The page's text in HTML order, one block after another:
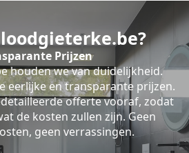
Prijzen
houden we van duidelijkheid.
eerlijke en transparante prijzen.
offerte vooraf, zodat
de kosten zullen zijn. Geen
geen verrassingen.